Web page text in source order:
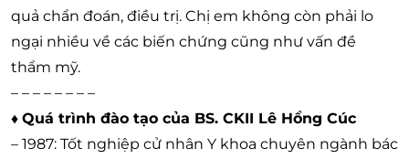
quả chẩn đoán, điều trị. Chị em không còn phải lo
ngại nhiều về các biến chứng cũng như vấn đề
thẩm mỹ.
– – – – – – – –
♦ Quá trình đào tạo của BS. CKII Lê Hồng Cúc
– 1987: Tốt nghiệp cử nhân Y khoa chuyên ngành bác